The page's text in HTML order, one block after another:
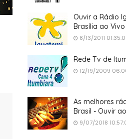
Ouvir a Rádio
Brasília ao Vivo
8/13/2011
Rede Tv de
12/19/2009
As melhores
Brasil - Ouvir
9/07/2018